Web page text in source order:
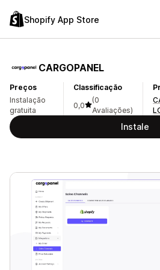
Shopify App Store
CARGOPANEL
Preços
Instalação
gratuita
Classificação
0,0
(0
Avaliações)
Instale